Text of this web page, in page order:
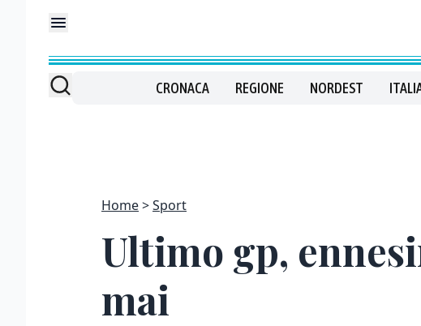
CRONACA REGIONE NORDEST
Home Sport
Ultimo gp,
mai